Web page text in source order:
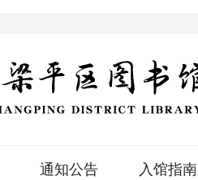
通知公告 入馆指南